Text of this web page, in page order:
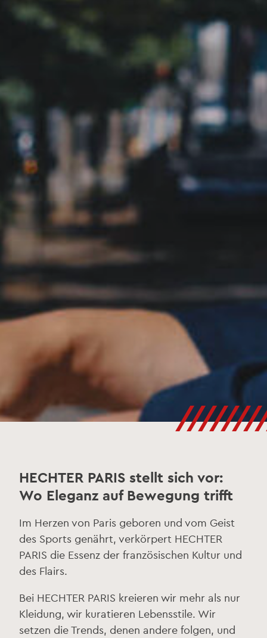
HECHTER PARIS stellt sich vor:
Wo Eleganz auf Bewegung trifft
Im Herzen von Paris geboren und vom Geist
des Sports genährt, verkörpert HECHTER
PARIS die Essenz der französischen Kultur und
des Flairs.
Bei HECHTER PARIS kreieren wir mehr als nur
Kleidung, wir kuratieren Lebensstile. Wir
setzen die Trends, denen andere folgen, und